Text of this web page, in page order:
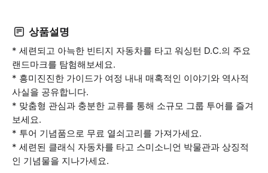
상품설명
* 세련되고 아늑한 빈티지 자동차를 타고 워싱턴 D.C.의 주요
랜드마크를 탐험해보세요.
* 흥미진진한 가이드가 여정 내내 매혹적인 이야기와 역사적
사실을 공유합니다.
* 맞춤형 관심과 충분한 교류를 통해 소규모 그룹 투어를 즐겨
보세요.
* 투어 기념품으로 무료 열쇠고리를 가져가세요.
* 세련된 클래식 자동차를 타고 스미소니언 박물관과 상징적
인 기념물을 지나가세요.